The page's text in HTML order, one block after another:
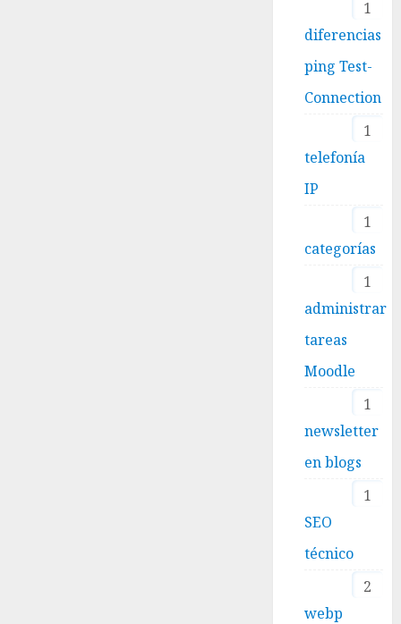
1
diferencias
ping Test-
Connection
1
telefonía
IP
1
categorías
1
administrar
tareas
Moodle
1
newsletter
en blogs
1
SEO
técnico
2
webp